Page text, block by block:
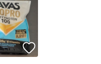
マの基準をクリアした安心・安全な
の情報をコピーします
れています